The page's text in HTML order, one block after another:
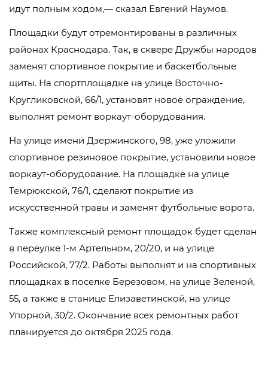
идут полным ходом,— сказал Евгений Наумов.
Площадки будут отремонтированы в различных
районах Краснодара. Так, в сквере Дружбы народов
заменят спортивное покрытие и баскетбольные
щиты. На спортплощадке на улице Восточно-
Кругликовской, 66/1, установят новое ограждение,
выполнят ремонт воркаут-оборудования.
На улице имени Дзержинского, 98, уже уложили
спортивное резиновое покрытие, установили новое
воркаут-оборудование. На площадке на улице
Темрюкской, 76/1, сделают покрытие из
искусственной травы и заменят футбольные ворота.
Также комплексный ремонт площадок будет сделан
в переулке 1-м Артельном, 20/20, и на улице
Российской, 77/2. Работы выполнят и на спортивных
площадках в поселке Березовом, на улице Зеленой,
55, а также в станице Елизаветинской, на улице
Упорной, 30/2. Окончание всех ремонтных работ
планируется до октября 2025 года.